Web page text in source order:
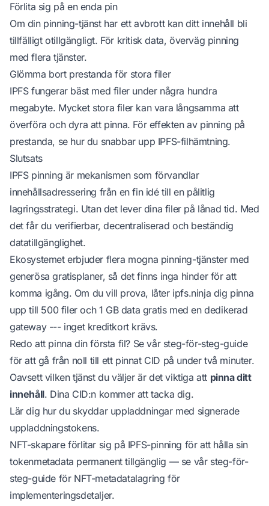
Förlita sig på en enda pin
Om din pinning-tjänst har ett avbrott kan ditt innehåll bli
tillfälligt otillgängligt. För kritisk data, överväg pinning
med flera tjänster.
Glömma bort prestanda för stora filer
IPFS fungerar bäst med filer under några hundra
megabyte. Mycket stora filer kan vara långsamma att
överföra och dyra att pinna. För effekten av pinning på
prestanda, se hur du snabbar upp IPFS-filhämtning.
Slutsats
IPFS pinning är mekanismen som förvandlar
innehållsadressering från en fin idé till en pålitlig
lagringsstrategi. Utan det lever dina filer på lånad tid. Med
det får du verifierbar, decentraliserad och beständig
datatillgänglighet.
Ekosystemet erbjuder flera mogna pinning-tjänster med
generösa gratisplaner, så det finns inga hinder för att
komma igång. Om du vill prova, låter ipfs.ninja dig pinna
upp till 500 filer och 1 GB data gratis med en dedikerad
gateway --- inget kreditkort krävs.
Redo att pinna din första fil? Se vår steg-för-steg-guide
för att gå från noll till ett pinnat CID på under två minuter.
Oavsett vilken tjänst du väljer är det viktiga att pinna ditt
innehåll. Dina CID:n kommer att tacka dig.
Lär dig hur du skyddar uppladdningar med signerade
uppladdningstokens.
NFT-skapare förlitar sig på IPFS-pinning för att hålla sin
tokenmetadata permanent tillgänglig — se vår steg-för-
steg-guide för NFT-metadatalagring för
implementeringsdetaljer.